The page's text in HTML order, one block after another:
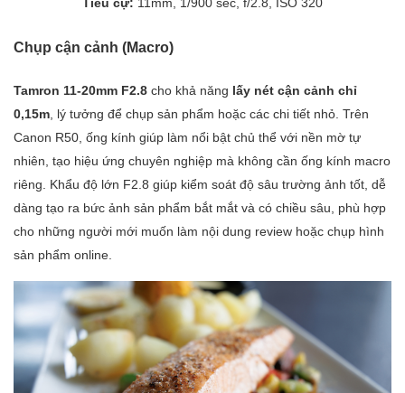
Chụp cận cảnh (Macro)
Tamron 11-20mm F2.8 cho khả năng lấy nét cận cảnh chỉ
0,15m , lý tưởng để chụp sản phẩm hoặc các chi tiết nhỏ. Trên
Canon R50, ống kính giúp làm nổi bật chủ thể với nền mờ tự
nhiên, tạo hiệu ứng chuyên nghiệp mà không cần ống kính macro
riêng. Khẩu độ lớn F2.8 giúp kiểm soát độ sâu trường ảnh tốt, dễ
dàng tạo ra bức ảnh sản phẩm bắt mắt và có chiều sâu, phù hợp
cho những người mới muốn làm nội dung review hoặc chụp hình
sản phẩm online.